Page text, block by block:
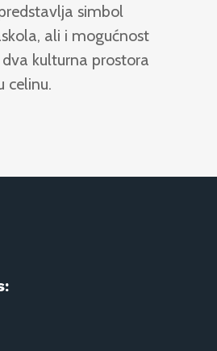
simbol
ali i mogućnost
kulturna prostora
celinu.